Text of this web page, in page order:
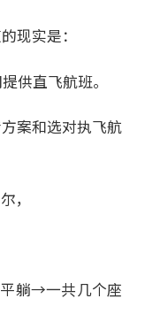
现实是：
供直飞航班。
案和选对执飞航
，
躺→一共几个座